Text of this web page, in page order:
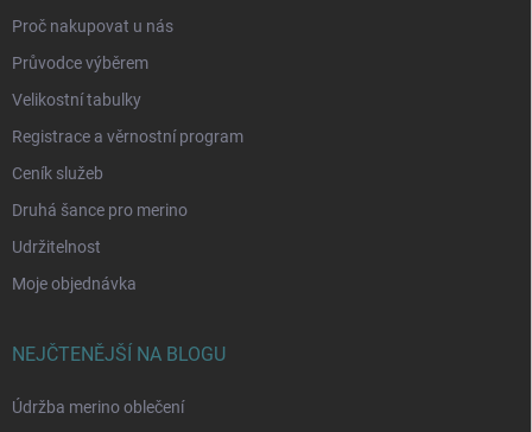
Proč nakupovat u nás
Průvodce výběrem
Velikostní tabulky
Registrace a věrnostní program
Ceník služeb
Druhá šance pro merino
Udržitelnost
Moje objednávka
NEJČTENĚJŠÍ NA BLOGU
Údržba merino oblečení